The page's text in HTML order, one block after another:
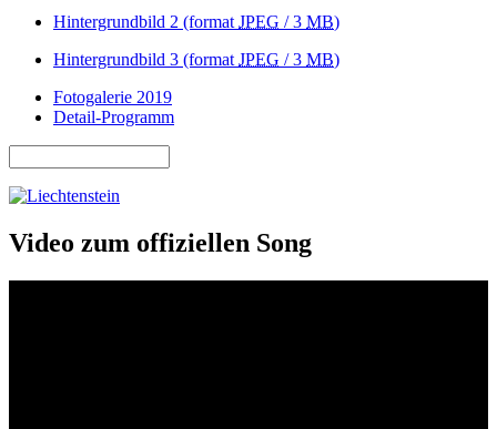
Hintergrundbild 2 (format JPEG / 3 MB)
Hintergrundbild 3 (format JPEG / 3 MB)
Fotogalerie 2019
Detail-Programm
Suchformular
Video zum offiziellen Song